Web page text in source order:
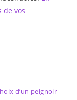
de vos
d’un peignoir